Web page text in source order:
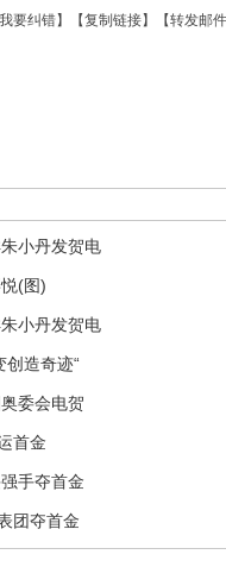
我要纠错】【复制链接】【转发邮件
小丹发贺电
(图)
小丹发贺电
造奇迹“
委会电贺
首金
手夺首金
团夺首金